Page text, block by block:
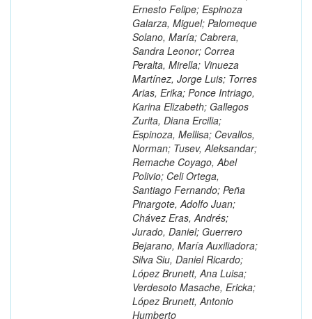
Ernesto Felipe; Espinoza
Galarza, Miguel; Palomeque
Solano, María; Cabrera,
Sandra Leonor; Correa
Peralta, Mirella; Vinueza
Martínez, Jorge Luis; Torres
Arias, Erika; Ponce Intriago,
Karina Elizabeth; Gallegos
Zurita, Diana Ercilia;
Espinoza, Mellisa; Cevallos,
Norman; Tusev, Aleksandar;
Remache Coyago, Abel
Polivio; Celi Ortega,
Santiago Fernando; Peña
Pinargote, Adolfo Juan;
Chávez Eras, Andrés;
Jurado, Daniel; Guerrero
Bejarano, María Auxiliadora;
Silva Siu, Daniel Ricardo;
López Brunett, Ana Luisa;
Verdesoto Masache, Ericka;
López Brunett, Antonio
Humberto